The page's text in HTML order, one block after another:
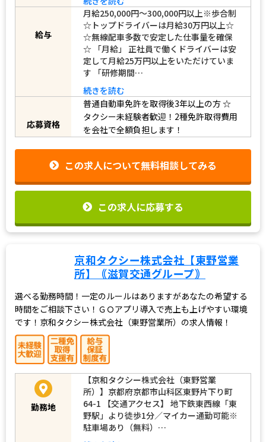
示してくれるので心配ありま…
続きを読む
月給250,000円～300,000円以上※歩合制
☆トップドライバーは月給30万円以上☆
☆無線配車多数で安定した仕事量を確保
☆ 「月給」 正社員で働くドライバーは安
す 「研修期間…
続きを読む
普通自動車免許を取得後3年以上の方
タクシー未経験者歓迎！2種免許取得費用
を会社で全額負担します！
この求人について無料相談してみる
この求人に応募する
京和タクシー株式会社【東野営業
所】｟滋賀交通グループ｠
選べる勤務時間！一定のルールはありますがあなたの希望する
時間をご相談下さい！ＧＯアプリ導入で売上も上げやすい環境
です！京和タクシー株式会社（東野営業所）の求人情報！
【京和タクシー株式会社（東野営業
所）】京都府京都市山科区東野片下り町
64-1 【交通アクセス】 地下鉄東西線「東